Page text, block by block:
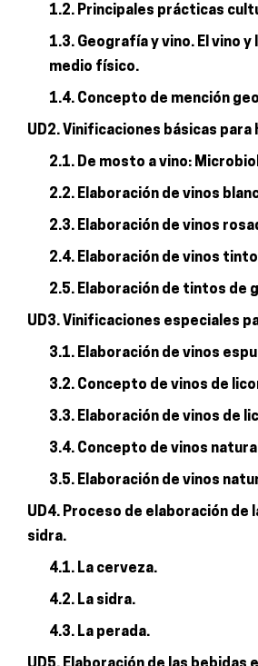
1.2. Principales prácticas
1.3. Geografía y vino. El vino
medio físico.
1.4. Concepto de mención
UD2. Vinificaciones básicas
2.1. De mosto a vino:
2.2. Elaboración de vinos
2.3. Elaboración de vinos
2.4. Elaboración de vinos
2.5. Elaboración de tintos de
UD3. Vinificaciones especiales
3.1. Elaboración de vinos
3.2. Concepto de vinos de
3.3. Elaboración de vinos de
3.4. Concepto de vinos
3.5. Elaboración de vinos
UD4. Proceso de elaboración de
sidra.
4.1. La cerveza.
4.2. La sidra.
4.3. La perada.